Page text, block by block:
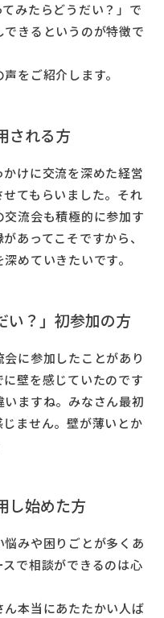
みたらどうだい？」で
きるというのが特徴で
をご紹介します。
される方
けに交流を深めた経営
てもらいました。それ
流会も積極的に参加す
あってこそですから、
めていきたいです。
い？」初参加の方
に参加したことがあり
壁を感じていたのです
ますね。みなさん最初
ません。壁が薄いとか
し始めた方
みや困りごとが多くあ
で相談ができるのは心
本当にあたたかい人ば